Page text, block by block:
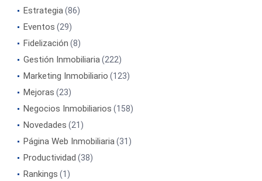
Estrategia(86)
Eventos (29)
Fidelización (8)
Gestión Inmobiliaria(222)
Marketing Inmobiliario (123)
Mejoras (23)
Negocios Inmobiliarios (158)
Novedades (21)
Página Web Inmobiliaria(31)
Productividad (38)
Rankings (1)